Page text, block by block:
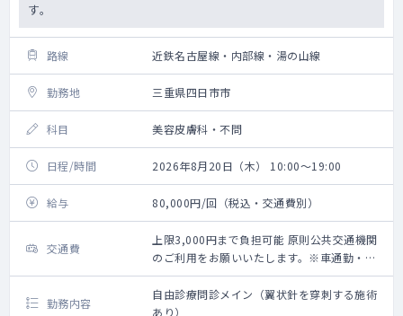
す。
路線 近鉄名古屋線・内部線・湯の山線
勤務地 三重県四日市市
科目 美容皮膚科・不問
日程/時間 2026年8月20日（木） 10:00～19:00
給与 80,000円/回（税込・交通費別）
交通費
上限3,000円まで負担可能 原則公共交通機関
のご利用をお願いいたします。※車通勤・タ
クシー利用要相談
勤務内容
自由診療問診メイン（翼状針を穿刺する施術
あり）